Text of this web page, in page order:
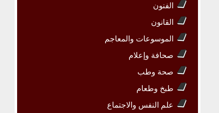
الفنون
القانون
الموسوعات والمعاجم
صحافة وإعلام
صحة وطب
طبخ وطعام
علم النفس والاجتماع